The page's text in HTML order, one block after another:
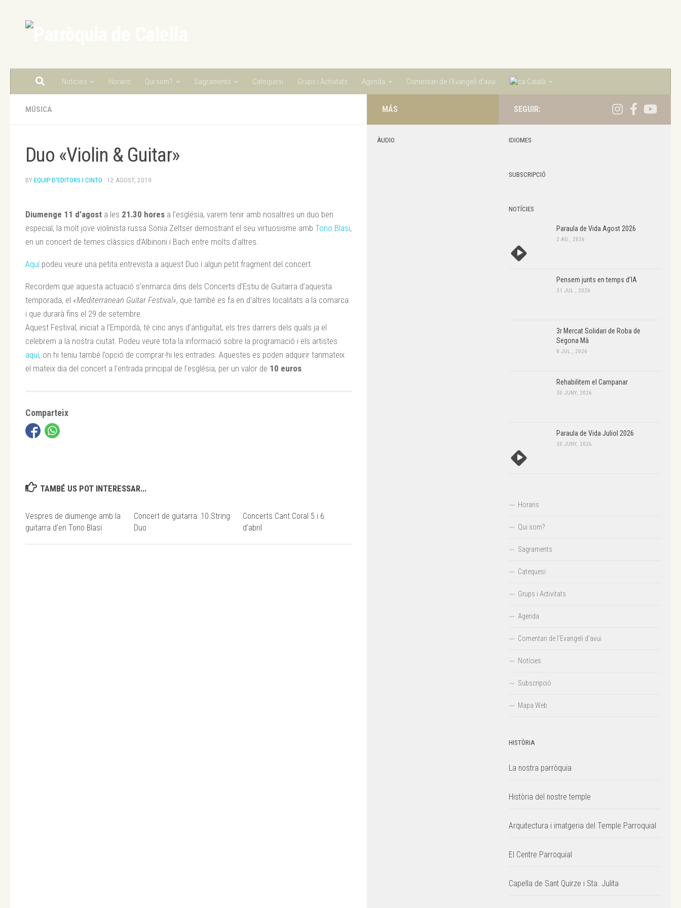
Notícies Horaris Qui som? Sagraments Catequesi Grups i Activitats Agenda Comentari de l’Evangeli d’avui Català
MÚSICA
Duo «Violin & Guitar»
BY EQUIP D'EDITORS I CINTO · 12 AGOST, 2019
Diumenge 11 d’agost a les 21.30 hores a l’església, varem tenir amb nosaltres un duo ben
especial, la molt jove violinista russa Sonia Zeltser demostrant el seu virtuosisme amb Tono Blasi,
en un concert de temes clàssics d’Albinoni i Bach entre molts d’altres.
Aquípodeu veure una petita entrevista a aquest Duo i algun petit fragment del concert.
Recordem que aquesta actuació s’enmarca dins dels Concerts d’Estiu de Guitarra d’aquesta
temporada, el «Mediterranean Guitar Festival», que també es fa en d’altres localitats a la comarca
i que durarà fins el 29 de setembre.
Aquest Festival, iniciat a l’Empordà, té cinc anys d’antiguitat, els tres darrers dels quals ja el
celebrem a la nostra ciutat. Podeu veure tota la informació sobre la programació i els artistes
aquí, on hi teniu també l’opció de comprar-hi les entrades. Aquestes es poden adquirir tanmateix
el mateix dia del concert a l’entrada principal de l’església, per un valor de 10 euros.
Comparteix
TAMBÉ US POT INTERESSAR...
Vespres de diumenge amb la
guitarra d’en Tono Blasi
Concert de guitarra: 10 String
Duo
Concerts Cant Coral 5 i 6
d’abril
SEGUIR:
IDIOMES
SUBSCRIPCIÓ
NOTÍCIES
Paraula de Vida Agost 2026
2 AG., 2026
Pensem junts en temps d’IA
31 JUL., 2026
3r Mercat Solidari de Roba de
Segona Mà
8 JUL., 2026
Rehabilitem el Campanar
30 JUNY, 2026
Paraula de Vida Juliol 2026
30 JUNY, 2026
Horaris
Qui som?
Sagraments
Catequesi
Grups i Activitats
Agenda
Comentari de l’Evangeli d’avui
Notícies
Subscripció
Mapa Web
HISTÒRIA
La nostra parròquia
Història del nostre temple
Arquitectura i imatgeria del Temple Parroquial
El Centre Parroquial
Capella de Sant Quirze i Sta. Julita
MÁS
ÀUDIO